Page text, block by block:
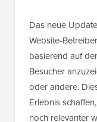
Das neue
Website-
basierend auf
Besucher
oder andere.
Erlebnis
noch relevanter